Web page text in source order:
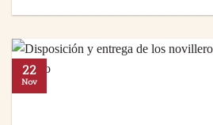
22
Nov